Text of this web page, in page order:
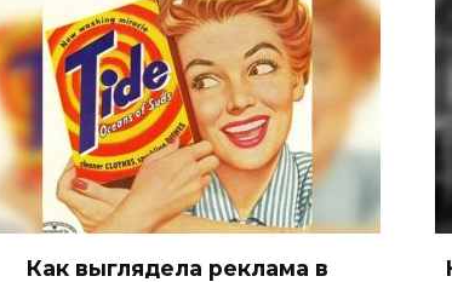
Как выглядела реклама в